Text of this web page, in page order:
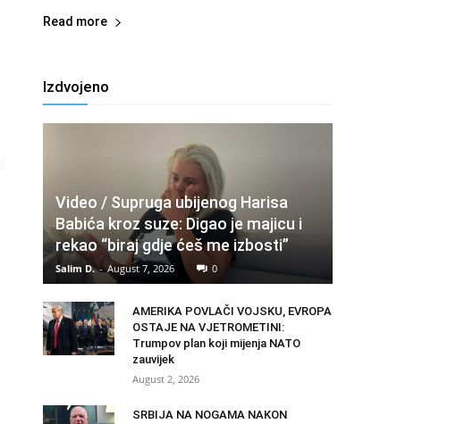
Read more
Izdvojeno
Video / Supruga ubijenog Harisa
Babića kroz suze: Digao je majicu i
rekao “biraj gdje ćeš me izbosti”
Salim D. - August 7, 2026 0
AMERIKA POVLAČI VOJSKU, EVROPA
OSTAJE NA VJETROMETINI:
Trumpov plan koji mijenja NATO
zauvijek
August 2, 2026
SRBIJA NA NOGAMA NAKON